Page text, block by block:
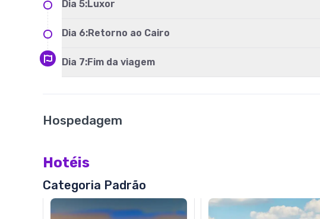
Dia 5:Luxor
Dia 6:Retorno ao Cairo
Dia 7:Fim da viagem
Hospedagem
Hotéis
Categoria Padrão